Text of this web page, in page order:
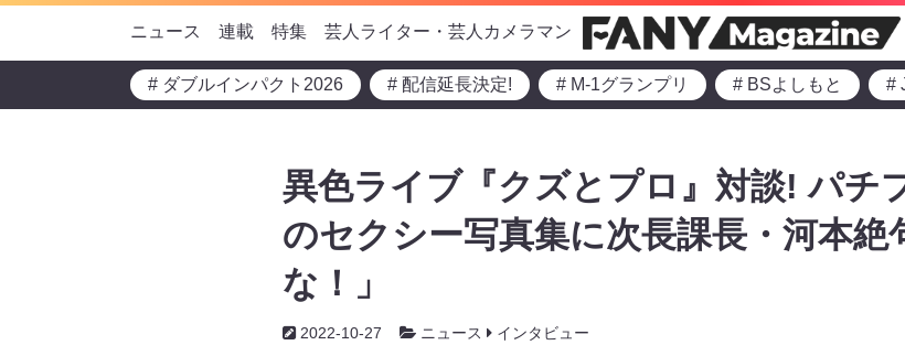
ニュース 連載 特集 芸人ライター・芸人カメラマン
# ダブルインパクト2026 # 配信延長決定! # M-1グランプリ # BSよしもと #
異色ライブ『クズとプロ』対談! パチ
のセクシー写真集に次長課長・河本
な！」
2022-10-27 ニュース インタビュー